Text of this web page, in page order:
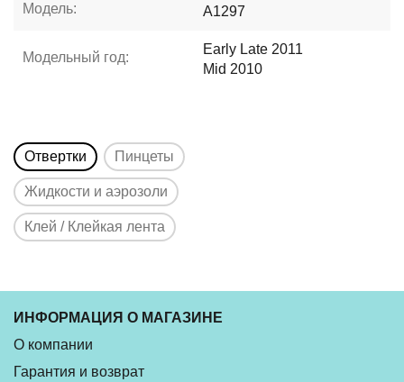
Модель: A1297
Модельный год:
Early Late 2011
Mid 2010
Отвертки Пинцеты
Жидкости и аэрозоли
Клей / Клейкая лента
ИНФОРМАЦИЯ О МАГАЗИНЕ
О компании
Гарантия и возврат